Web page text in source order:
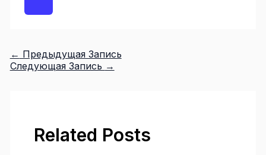
← Предыдущая Запись
Следующая Запись →
Related Posts